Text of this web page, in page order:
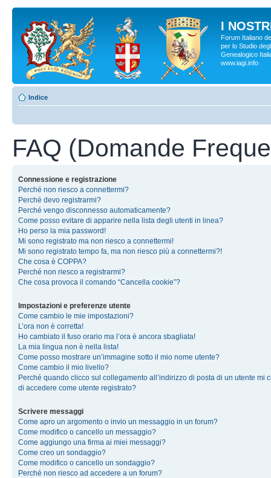
I
Forum Italiano
per lo Studio
Genealogico
www.iagi.info
Indice
FAQ (Domande
Connessione e registrazione
Perché non riesco a connettermi?
Perché devo registrarmi?
Perché vengo disconnesso automaticamente?
Come posso evitare di apparire nella lista degli utenti in linea?
Ho perso la mia password!
Mi sono registrato ma non riesco a connettermi!
Mi sono registrato tempo fa, ma non riesco più a connettermi?!
Che cosa è COPPA?
Perché non riesco a registrarmi?
Che cosa provoca il comando “Cancella cookie”?
Impostazioni e preferenze utente
Come cambio le mie impostazioni?
L’ora non è corretta!
Ho cambiato il fuso orario ma l’ora è ancora sbagliata!
La mia lingua non è nella lista!
Come posso mostrare un’immagine sotto il mio nome utente?
Come cambio il mio livello?
Perché quando clicco sul collegamento all’indirizzo di posta di un utente mi
di accedere come utente registrato?
Scrivere messaggi
Come apro un argomento o invio un messaggio in un forum?
Come modifico o cancello un messaggio?
Come aggiungo una firma ai miei messaggi?
Come creo un sondaggio?
Come modifico o cancello un sondaggio?
Perché non riesco ad accedere a un forum?